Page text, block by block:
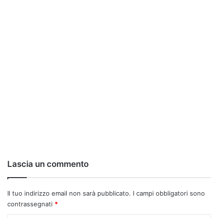
Lascia un commento
Il tuo indirizzo email non sarà pubblicato. I campi obbligatori sono
contrassegnati *